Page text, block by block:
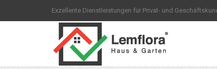
Exzellente Dienstleistungen für Privat- und